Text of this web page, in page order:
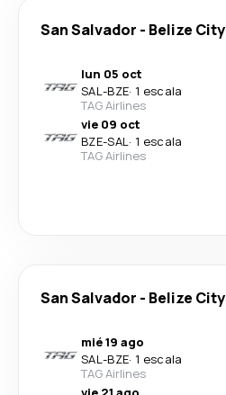
San Salvador - Belize City
lun 05 oct
SAL-BZE· 1 escala
TAG Airlines
vie 09 oct
BZE-SAL· 1 escala
TAG Airlines
San Salvador - Belize City
mié 19 ago
SAL-BZE· 1 escala
TAG Airlines